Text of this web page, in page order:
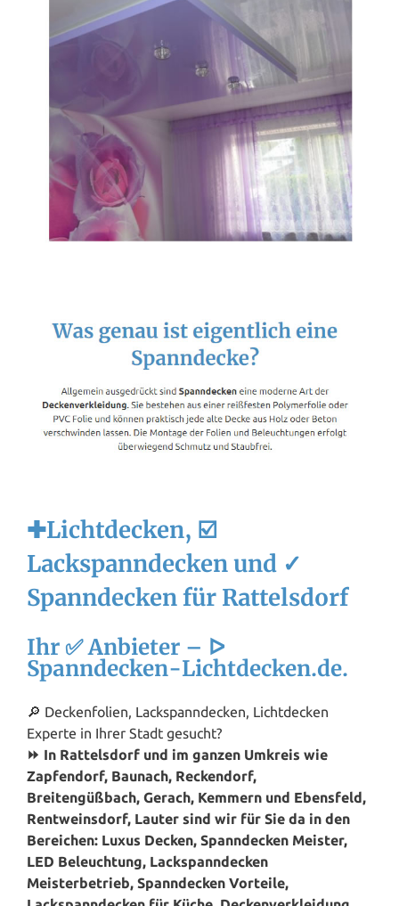
✚Lichtdecken, ☑️
Lackspanndecken und ✓
Spanndecken für Rattelsdorf
Ihr ✅ Anbieter – ᐅ
Spanndecken-Lichtdecken.de.
🔎 Deckenfolien, Lackspanndecken, Lichtdecken
Experte in Ihrer Stadt gesucht?
⏩ In Rattelsdorf und im ganzen Umkreis wie
Zapfendorf, Baunach, Reckendorf,
Breitengüßbach, Gerach, Kemmern und Ebensfeld,
Rentweinsdorf, Lauter sind wir für Sie da in den
Bereichen: Luxus Decken, Spanndecken Meister,
LED Beleuchtung, Lackspanndecken
Meisterbetrieb, Spanndecken Vorteile,